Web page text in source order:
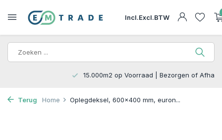
Incl.Excl.BTW
15.000m2 op Voorraad | Bezorgen of Afhalen
Terug Home Oplegdeksel, 600x400 mm, euron...